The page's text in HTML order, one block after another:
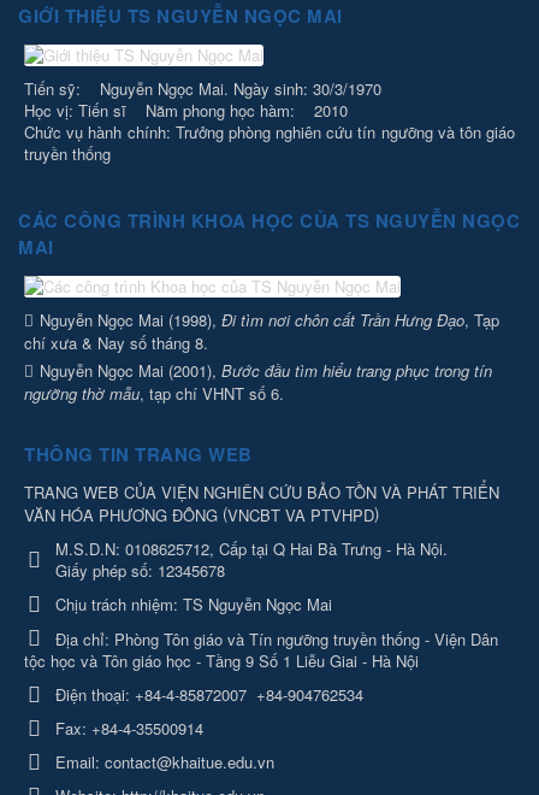
GIỚI THIỆU TS NGUYỄN NGỌC MAI
Tiến sỹ: Nguyễn Ngọc Mai. Ngày sinh: 30/3/1970
Học vị: Tiến sĩ Năm phong học hàm: 2010
Chức vụ hành chính: Trưởng phòng nghiên cứu tín ngưỡng và tôn giáo
truyền thống
CÁC CÔNG TRÌNH KHOA HỌC CỦA TS NGUYỄN NGỌC
MAI
Nguyễn Ngọc Mai (1998), Đi tìm nơi chôn cất Trần Hưng Đạo, Tạp
chí xưa & Nay số tháng 8.
Nguyễn Ngọc Mai (2001), Bước đầu tìm hiểu trang phục trong tín
ngưỡng thờ mẫu, tạp chí VHNT số 6.
THÔNG TIN TRANG WEB
TRANG WEB CỦA VIỆN NGHIÊN CỨU BẢO TỒN VÀ PHÁT TRIỂN
VĂN HÓA PHƯƠNG ĐÔNG (VNCBT VA PTVHPD)
M.S.D.N: 0108625712, Cấp tại Q Hai Bà Trưng - Hà Nội.
Giấy phép số: 12345678
Chịu trách nhiệm: TS Nguyễn Ngọc Mai
Địa chỉ: Phòng Tôn giáo và Tín ngưỡng truyền thống - Viện Dân
tộc học và Tôn giáo học - Tầng 9 Số 1 Liễu Giai - Hà Nội
Điện thoại: +84-4-85872007 +84-904762534
Fax: +84-4-35500914
Email: contact@khaitue.edu.vn